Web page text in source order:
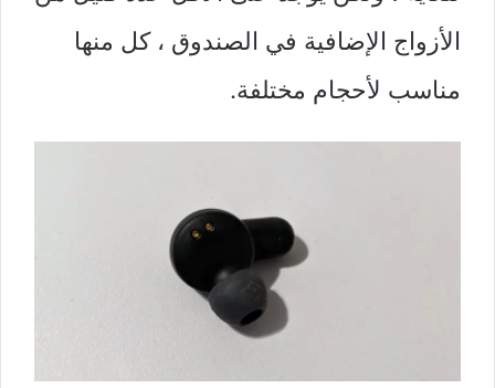
الأزواج الإضافية في الصندوق ، كل منها
مناسب لأحجام مختلفة.